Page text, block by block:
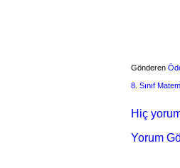
Gönderen
8. Sınıf
Hiç
Yorum